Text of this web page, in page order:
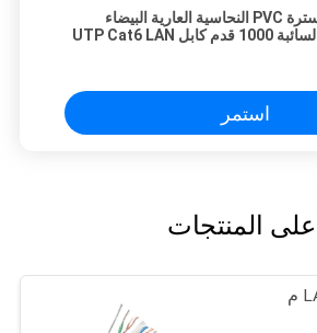
سترة PVC النحاسية العارية البيضاء
السائبة 1000 قدم كابل UTP Cat6 LAN
استمر
أعلى المنتجات
كابل شبكة LAN 305 م